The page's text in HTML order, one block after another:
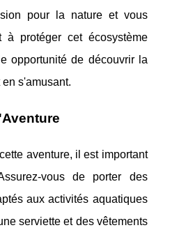
pour la nature et vous
à protéger cet écosystème
opportunité de découvrir la
s'amusant.
aventure, il est important
vous de porter des
aux activités aquatiques
serviette et des vêtements